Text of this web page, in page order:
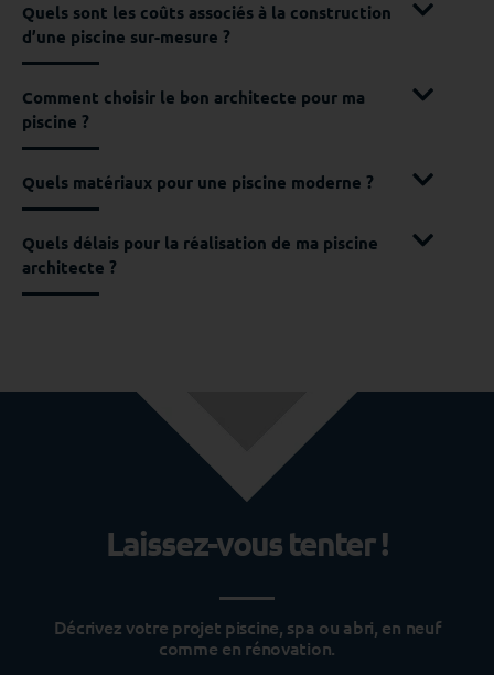
Quels sont les coûts associés à la construction
d’une piscine sur-mesure ?
Comment choisir le bon architecte pour ma
piscine ?
Quels matériaux pour une piscine moderne ?
Quels délais pour la réalisation de ma piscine
architecte ?
Laissez-vous tenter !
Décrivez votre projet piscine, spa ou abri, en neuf
comme en rénovation.